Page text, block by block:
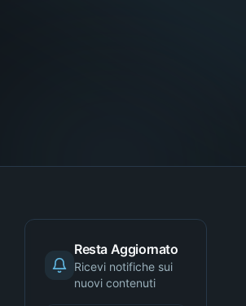
Resta Aggiornato
Ricevi notifiche sui
nuovi contenuti